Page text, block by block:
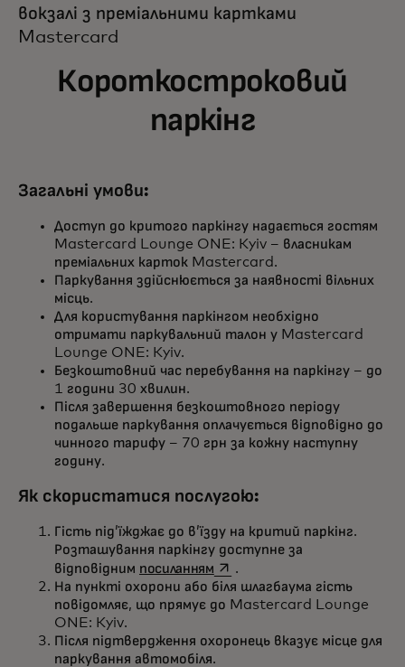
вокзалі з преміальними картками
Mastercard
Короткостроковий
паркінг
Загальні умови:
Доступ до критого паркінгу надається гостям
Mastercard Lounge ONE: Kyiv – власникам
преміальних карток Mastercard.
Паркування здійснюється за наявності вільних
місць.
Для користування паркінгом необхідно
отримати паркувальний талон у Mastercard
Lounge ONE: Kyiv.
Безкоштовний час перебування на паркінгу – до
1 години 30 хвилин.
Після завершення безкоштовного періоду
подальше паркування оплачується відповідно до
чинного тарифу – 70 грн за кожну наступну
годину.
Як скористатися послугою:
Гість під’їжджає до в’їзду на критий паркінг.
Розташування паркінгу доступне за
відповідним посиланнямopens in a new tab
.
На пункті охорони або біля шлагбаума гість
повідомляє, що прямує до Mastercard Lounge
ONE: Kyiv.
Після підтвердження охоронець вказує місце для
паркування автомобіля.